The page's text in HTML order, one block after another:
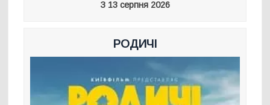
З 13 серпня 2026
РОДИЧІ